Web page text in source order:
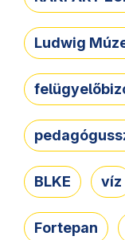
Ludwig
BLKE víz
Fortepan